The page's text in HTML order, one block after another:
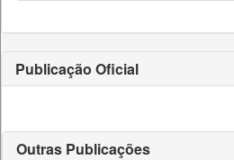
Publicação Oficial
Outras Publicações